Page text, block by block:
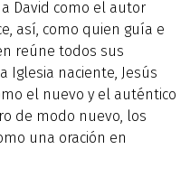
David como el autor
así, como quien guía e
reúne todos sus
Iglesia naciente, Jesús
el nuevo y el auténtico
de modo nuevo, los
una oración en